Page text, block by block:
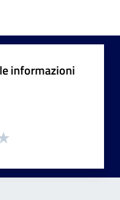
informazioni